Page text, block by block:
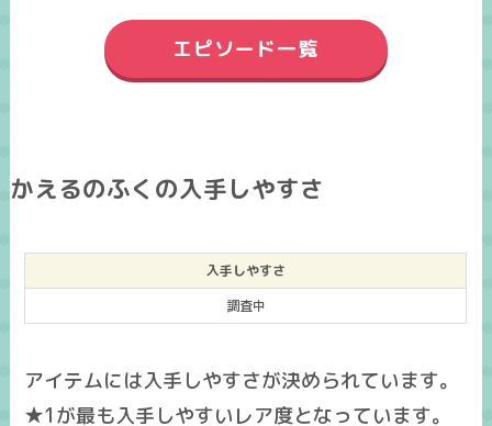
エピソード一覧
かえるのふくの入手しやすさ
入手しやすさ
調査中
アイテムには入手しやすさが決められています。
★1が最も入手しやすいレア度となっています。